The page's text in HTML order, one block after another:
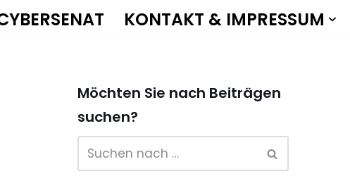
KONTAKT & IMPRESSUM
Möchten Sie nach Beiträgen
suchen?